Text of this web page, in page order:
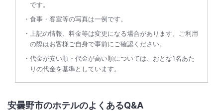
です。
食事・客室等の写真は一例です。
上記の情報、料金等は変更になる場合があります。ご利用
の際はお客様ご自身で事前にご確認ください。
代金が安い順・代金が高い順については、おとな1名あた
りの代金を基準としています。
安曇野市のホテルのよくあるQ&A